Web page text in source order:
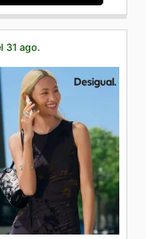
31 ago.